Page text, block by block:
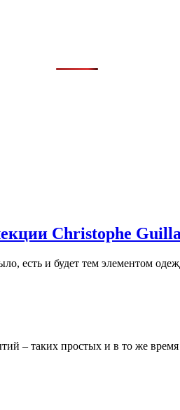
Christophe
есть и будет тем элементом
– таких простых и в то же